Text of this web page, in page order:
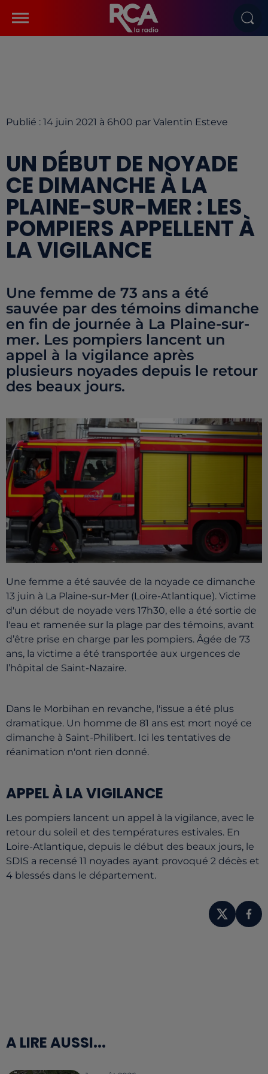
Publié : 14 juin 2021 à 6h00 par Valentin Esteve
UN DÉBUT DE NOYADE
CE DIMANCHE À LA
PLAINE-SUR-MER : LES
POMPIERS APPELLENT À
LA VIGILANCE
Une femme de 73 ans a été
sauvée par des témoins dimanche
en fin de journée à La Plaine-sur-
mer. Les pompiers lancent un
appel à la vigilance après
plusieurs noyades depuis le retour
des beaux jours.
Une femme a été sauvée de la noyade ce dimanche
13 juin à La Plaine-sur-Mer (Loire-Atlantique). Victime
d'un début de noyade vers 17h30, elle a été sortie de
l'eau et ramenée sur la plage par des témoins, avant
d’être prise en charge par les pompiers. Âgée de 73
ans, la victime a été transportée aux urgences de
l’hôpital de Saint-Nazaire.
Dans le Morbihan en revanche, l'issue a été plus
dramatique. Un homme de 81 ans est mort noyé ce
dimanche à Saint-Philibert. Ici les tentatives de
réanimation n'ont rien donné.
APPEL À LA VIGILANCE
Les pompiers lancent un appel à la vigilance, avec le
retour du soleil et des températures estivales. En
Loire-Atlantique, depuis le début des beaux jours, le
SDIS a recensé 11 noyades ayant provoqué 2 décès et
4 blessés dans le département.
A LIRE AUSSI...